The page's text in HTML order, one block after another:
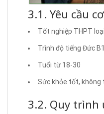
3.1. Yêu cầu
Tốt nghiệp THPT
Trình độ tiếng Đức
Tuổi từ 18-30
Sức khỏe tốt, không
3.2. Quy trình